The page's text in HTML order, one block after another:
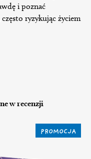
i poznać
ryzykując życiem
w recenzji
PROMOCJA